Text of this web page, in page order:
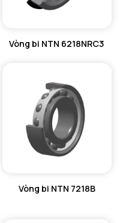
Vòng bi NTN 6218NRC3
Vòng bi NTN 7218B